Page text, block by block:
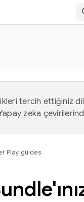
tercih ettiğiniz
zeka
Play guides